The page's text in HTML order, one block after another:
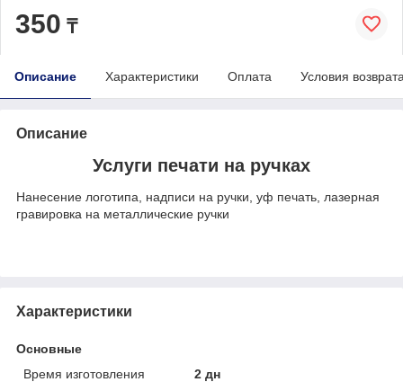
350 ₸
Описание Характеристики Оплата Условия
Описание
Услуги печати на ручках
Нанесение логотипа, надписи на ручки, уф печать, лазерная
гравировка на металлические ручки
Характеристики
Основные
Время изготовления
2 дн